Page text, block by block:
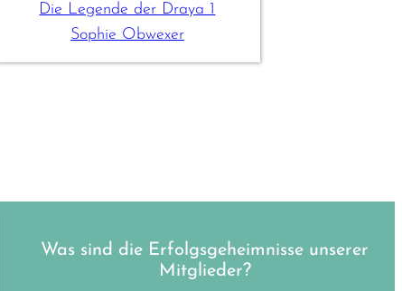
Die Legende der Draya 1
Sophie Obwexer
Was sind die Erfolgsgeheimnisse unserer
Mitglieder?